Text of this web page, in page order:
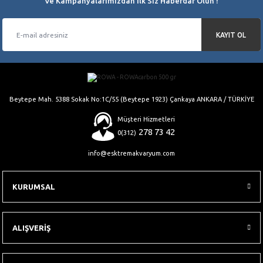
Gönder
KAYIT OL
Beytepe Mah. 5388 Sokak No:1C/55 (Beytepe 1923) Çankaya ANKARA / TÜRKİYE
Müşteri Hizmetleri
0(312) 278 73 42
info@esktremakvaryum.com
KURUMSAL
ALIŞVERİŞ